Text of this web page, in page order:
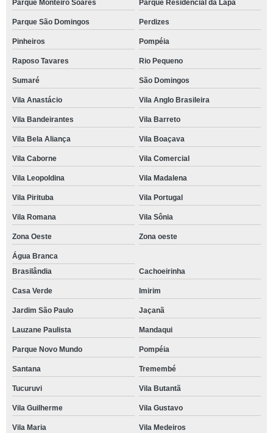
Parque Monteiro Soares Parque Residencial da Lapa
Parque São Domingos Perdizes
Pinheiros Pompéia
Raposo Tavares Rio Pequeno
Sumaré São Domingos
Vila Anastácio Vila Anglo Brasileira
Vila Bandeirantes Vila Barreto
Vila Bela Aliança Vila Boaçava
Vila Caborne Vila Comercial
Vila Leopoldina Vila Madalena
Vila Pirituba Vila Portugal
Vila Romana Vila Sônia
Zona Oeste Zona oeste
Água Branca
Brasilândia
Cachoeirinha
Casa Verde Imirim
Jardim São Paulo Jaçanã
Lauzane Paulista Mandaqui
Parque Novo Mundo Pompéia
Santana Tremembé
Tucuruvi Vila Butantã
Vila Guilherme Vila Gustavo
Vila Maria Vila Medeiros